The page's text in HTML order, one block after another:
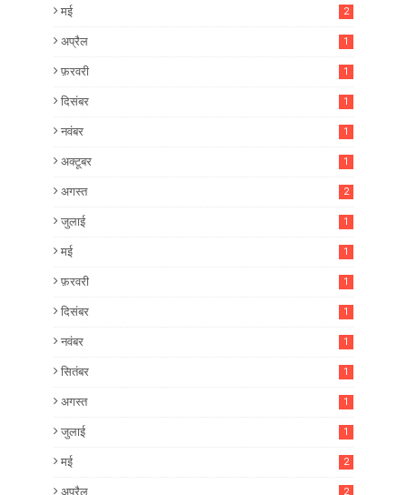
मई 2
अप्रैल 1
फ़रवरी 1
दिसंबर 1
नवंबर 1
अक्टूबर 1
अगस्त 2
जुलाई 1
मई 1
फ़रवरी 1
दिसंबर 1
नवंबर 1
सितंबर 1
अगस्त 1
जुलाई 1
मई 2
अप्रैल 2